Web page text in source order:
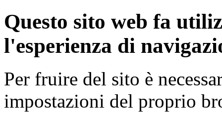
Questo sito web fa
l'esperienza di
Per fruire del sito è
impostazioni del proprio